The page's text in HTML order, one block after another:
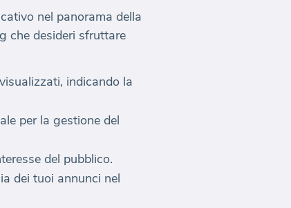
nel panorama della
che desideri sfruttare
indicando la
per la gestione del
del pubblico.
dei tuoi annunci nel